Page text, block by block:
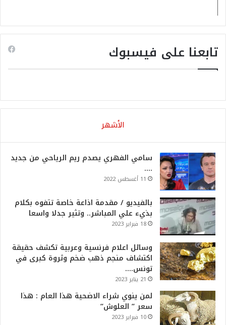
تابعنا على فيسبوك
الأشهر
سامي الفهري يصدم ريم الرياحي من جديد
….
11 أغسطس 2022
بالفيديو / مقدمة اذاعة خاصة تتفوه بكلام
بذيء علي المباشر.. وتثير جدلا واسعا
18 فبراير 2023
وسائل اعلام فرنسية وعربية تكشف حقيقة
اكتشاف منجم ذهب ضخم وثروة كبرى في
تونس….
21 يناير 2023
لمن ينوي شراء الاضحية هذا العام : هذا
سعر ” العلوش”
10 فبراير 2023